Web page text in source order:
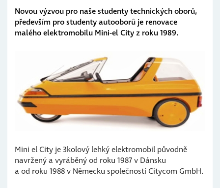
Novou výzvou pro naše studenty technických oborů,
především pro studenty autooborů je renovace
malého elektromobilu Mini-el City z roku 1989.
Mini el City je 3kolový lehký elektromobil původně
navržený a vyráběný od roku 1987 v Dánsku
a od roku 1988 v Německu společností Citycom GmbH.